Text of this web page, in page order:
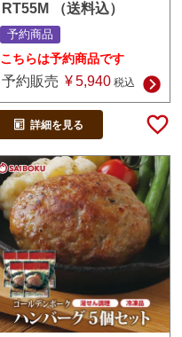
RT55M （送料込）
予約商品
こちらは予約商品です
予約販売 ¥5,940 税込
詳細を見る